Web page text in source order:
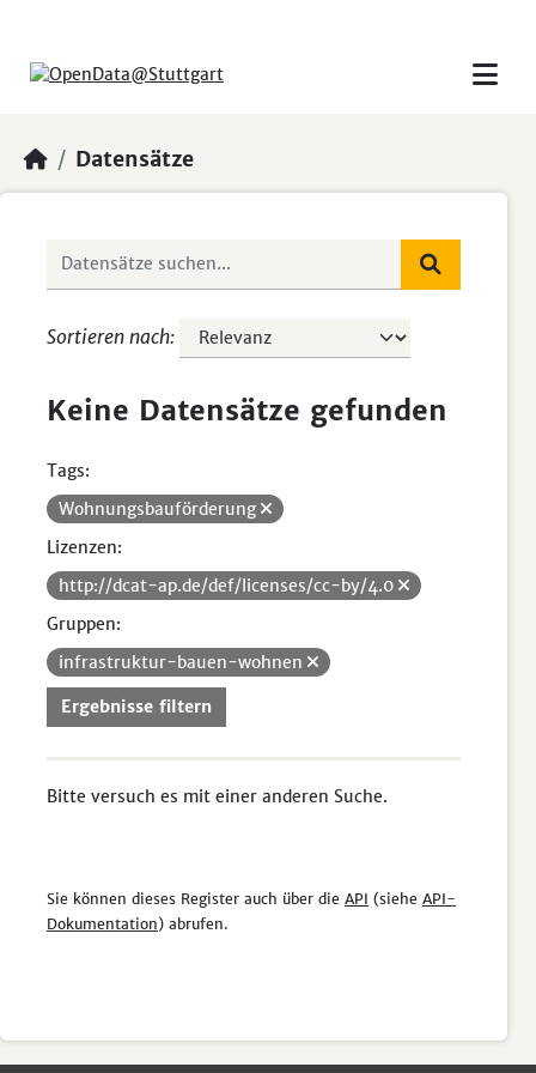
Datensätze
Sortieren nach
Keine Datensätze gefunden
Tags:
Wohnungsbauförderung
Lizenzen:
http://dcat-ap.de/def/licenses/cc-by/4.0
Gruppen:
infrastruktur-bauen-wohnen
Ergebnisse filtern
Bitte versuch es mit einer anderen Suche.
Sie können dieses Register auch über die API (siehe API-
Dokumentation) abrufen.